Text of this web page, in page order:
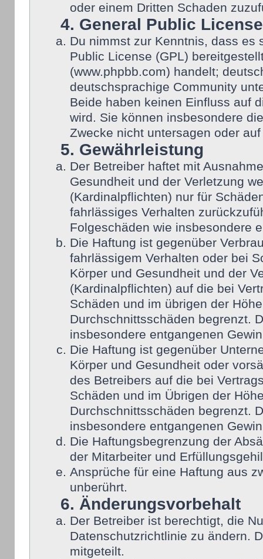
oder einem Dritten Schaden
4. General Public License
Du nimmst zur Kenntnis, dass es
Public License (GPL)
(www.phpbb.com) handelt;
deutschsprachige Community
Beide haben keinen Einfluss auf
wird. Sie können insbesondere
Zwecke nicht untersagen oder
5. Gewährleistung
Der Betreiber haftet mit
Gesundheit und der Verletzung
(Kardinalpflichten) nur für
fahrlässiges Verhalten
Folgeschäden wie insbesondere
Die Haftung ist gegenüber
fahrlässigem Verhalten oder bei
Körper und Gesundheit und der
(Kardinalpflichten) auf die bei
Schäden und im übrigen der
Durchschnittsschäden begrenzt.
insbesondere entgangenen
Die Haftung ist gegenüber
Körper und Gesundheit oder
des Betreibers auf die bei
Schäden und im Übrigen der
Durchschnittsschäden begrenzt.
insbesondere entgangenen
Die Haftungsbegrenzung der
der Mitarbeiter und
Ansprüche für eine Haftung aus
unberührt.
6. Änderungsvorbehalt
Der Betreiber ist berechtigt, die
Datenschutzrichtlinie zu ändern.
mitgeteilt.